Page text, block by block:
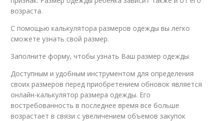
возраста.
С помощью калькулятора размеров одежды вы легко
сможете узнать свой размер.
Заполните форму, чтобы узнать Ваш размер одежды
Доступным и удобным инструментом для определения
своих размеров перед приобретением обновок является
онлайн-калькулятор размера одежды. Его
востребованность в последнее время все больше
возрастает в связи с увеличением объемов закупок